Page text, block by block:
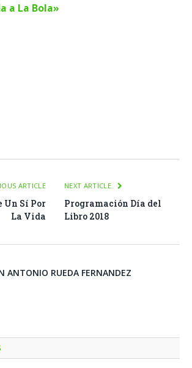
a La Bola»
ARTICLE
Un Sí Por
La Vida
NEXT ARTICLE
Programación Día del
Libro 2018
ANTONIO RUEDA FERNANDEZ